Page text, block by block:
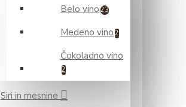
Belo vino 23
Medeno vino 2
Čokoladno vino
2
Siri in mesnine